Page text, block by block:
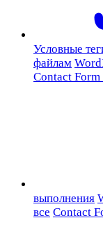
Условные
файлам
Contact Form
выполнения
все Contact